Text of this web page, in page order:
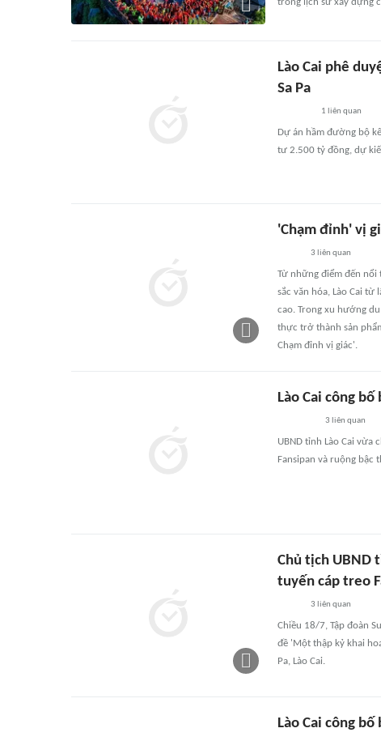
Lào Cai phê
Sa Pa
1 liên quan
Dự án hầm đường bộ
tư 2.500 tỷ đồng, dự
'Chạm đỉnh' vị
3 liên quan
Từ những điểm đến nổi
sắc văn hóa, Lào Cai
cao. Trong xu hướng
thực trở thành sản
Chạm đỉnh vị giác'.
Lào Cai công
3 liên quan
UBND tỉnh Lào Cai
Fansipan và ruộng bậc
Chủ tịch UBND
tuyến cáp treo
3 liên quan
Chiều 18/7, Tập đoàn
đề 'Một thập kỷ khai
Pa, Lào Cai.
Lào Cai công